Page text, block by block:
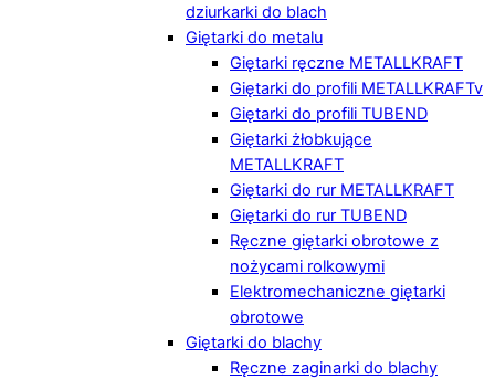
dziurkarki do blach
Giętarki do metalu
Giętarki ręczne METALLKRAFT
Giętarki do profili METALLKRAFTv
Giętarki do profili TUBEND
Giętarki żłobkujące
METALLKRAFT
Giętarki do rur METALLKRAFT
Giętarki do rur TUBEND
Ręczne giętarki obrotowe z
nożycami rolkowymi
Elektromechaniczne giętarki
obrotowe
Giętarki do blachy
Ręczne zaginarki do blachy